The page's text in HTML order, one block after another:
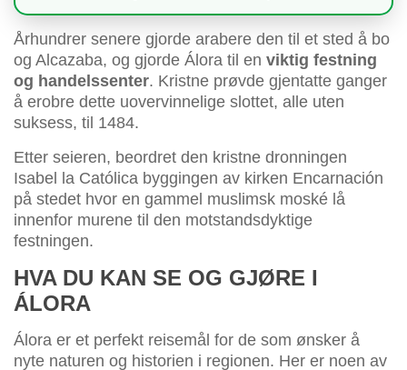
Århundrer senere gjorde arabere den til et sted å bo
og Alcazaba, og gjorde Álora til en viktig festning
og handelssenter. Kristne prøvde gjentatte ganger
å erobre dette uovervinnelige slottet, alle uten
suksess, til 1484.
Etter seieren, beordret den kristne dronningen
Isabel la Católica byggingen av kirken Encarnación
på stedet hvor en gammel muslimsk moské lå
innenfor murene til den motstandsdyktige
festningen.
HVA DU KAN SE OG GJØRE I
ÁLORA
Álora er et perfekt reisemål for de som ønsker å
nyte naturen og historien i regionen. Her er noen av